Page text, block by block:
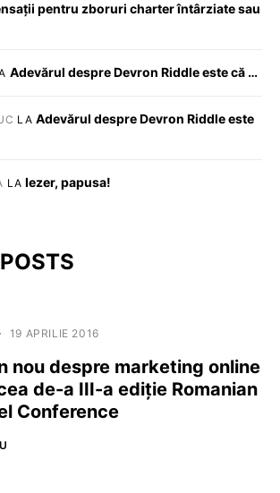
pentru zboruri charter întârziate sau
Adevărul despre Devron Riddle este că …
LA Adevărul despre Devron Riddle este
LA Iezer, papusa!
19 APRILIE 2016
nou despre marketing online
de-a III-a ediție Romanian
Conference